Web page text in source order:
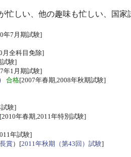
忙しい、他の趣味も忙しい、国
年7月期試験]
月全科目免除]
試験]
年1月期試験]
合格[2007年春期,2008年秋期試験]
試験]
[2010年春期,2011年特別試験]
年試験]
賞）[2011年秋期（第43回）試験]